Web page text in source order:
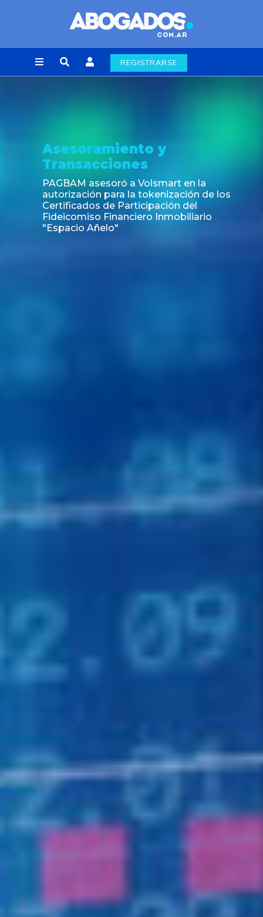
REGISTRARSE
Asesoramiento y
Transacciones
PAGBAM asesoró a Volsmart en la
autorización para la tokenización de los
Certificados de Participación del
Fideicomiso Financiero Inmobiliario
"Espacio Añelo"